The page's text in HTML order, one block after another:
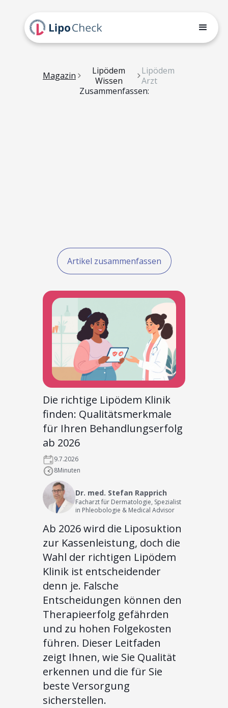
Magazin
Lipödem
Wissen
Lipödem
Arzt
Zusammenfassen:
Artikel zusammenfassen
Die richtige Lipödem Klinik
finden: Qualitätsmerkmale
für Ihren Behandlungserfolg
ab 2026
9.7.2026
8Minuten
Dr. med. Stefan Rapprich
Facharzt für Dermatologie, Spezialist
in Phleobologie & Medical Advisor
Ab 2026 wird die Liposuktion
zur Kassenleistung, doch die
Wahl der richtigen Lipödem
Klinik ist entscheidender
denn je. Falsche
Entscheidungen können den
Therapieerfolg gefährden
und zu hohen Folgekosten
führen. Dieser Leitfaden
zeigt Ihnen, wie Sie Qualität
erkennen und die für Sie
beste Versorgung
sicherstellen.